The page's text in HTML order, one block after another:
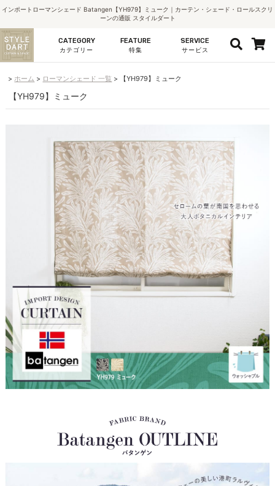
インポートローマンシェード Batangen【YH979】ミューク｜カーテン・シェード・ロールスクリ
ーンの通販 スタイルダート
CATEGORY
カテゴリー
FEATURE
特集
SERVICE
サービス
ホーム ローマンシェード 一覧 【YH979】ミューク
【YH979】ミューク